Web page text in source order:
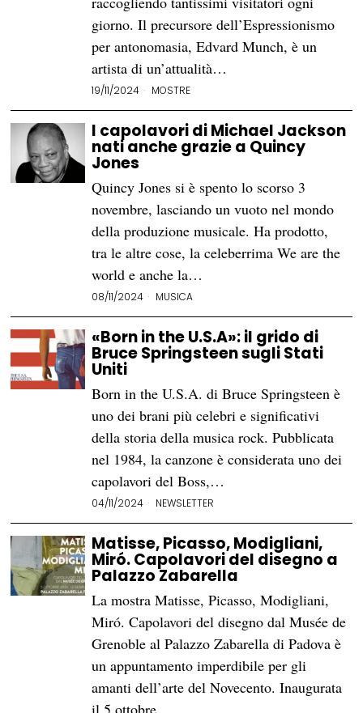
giorno. Il precursore dell’Espressionismo
per antonomasia, Edvard Munch, è un
artista di un’attualità…
19/11/2024 MOSTRE
I capolavori di Michael Jackson
nati anche grazie a Quincy
Jones
Quincy Jones si è spento lo scorso 3
novembre, lasciando un vuoto nel mondo
della produzione musicale. Ha prodotto,
tra le altre cose, la celeberrima We are the
world e anche la…
08/11/2024 MUSICA
«Born in the U.S.A»: il grido di
Bruce Springsteen sugli Stati
Uniti
Born in the U.S.A. di Bruce Springsteen è
uno dei brani più celebri e significativi
della storia della musica rock. Pubblicata
nel 1984, la canzone è considerata uno dei
capolavori del Boss,…
04/11/2024 NEWSLETTER
Matisse, Picasso, Modigliani,
Miró. Capolavori del disegno a
Palazzo Zabarella
La mostra Matisse, Picasso, Modigliani,
Miró. Capolavori del disegno dal Musée de
Grenoble al Palazzo Zabarella di Padova è
un appuntamento imperdibile per gli
amanti dell’arte del Novecento. Inaugurata
il 5 ottobre,…